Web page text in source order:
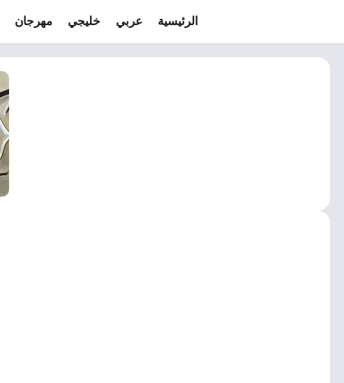
الرئيسية عربي خليجي مهرجان